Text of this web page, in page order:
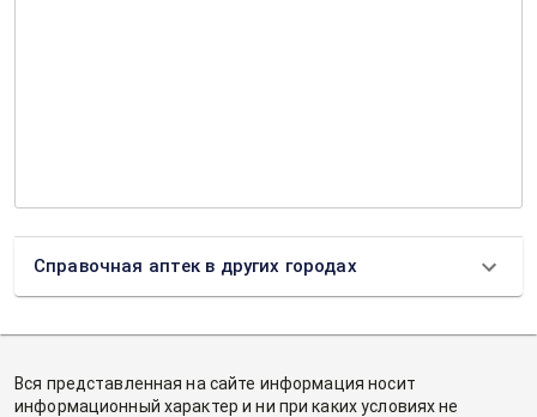
Справочная аптек в других городах
Вся представленная на сайте информация носит
информационный характер и ни при каких условиях не